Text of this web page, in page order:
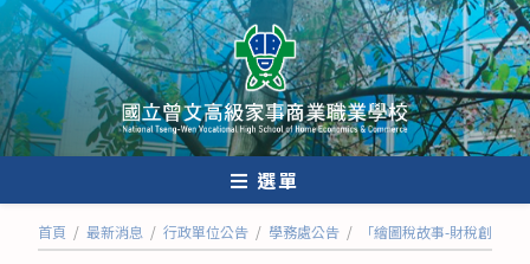
跳
轉
至
主
要
內
選單
首頁 / 最新消息 / 行政單位公告 / 學務處公告 / 「繪圖稅故事-財稅創意圖